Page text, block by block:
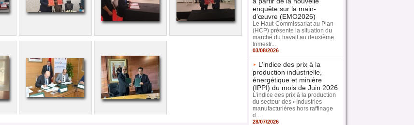
enquête sur la main-
d’œuvre (EMO2026)
Le Haut-Commissariat au Plan
(HCP) présente la situation du
marché du travail au deuxième
trimestr...
03/08/2026
L’indice des prix à la
production industrielle,
énergétique et minière
(IPPI) du mois de Juin 2026
L’indice des prix à la production
du secteur des «Industries
manufacturières hors raffinage
d...
28/07/2026